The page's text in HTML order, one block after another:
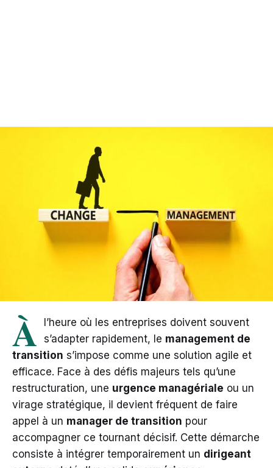
À
l’heure où les entreprises doivent souvent
s’adapter rapidement, le management de
transition s’impose comme une solution agile et
efficace. Face à des défis majeurs tels qu’une
restructuration, une urgence managériale ou un
virage stratégique, il devient fréquent de faire
appel à un manager de transition pour
accompagner ce tournant décisif. Cette démarche
consiste à intégrer temporairement un dirigeant